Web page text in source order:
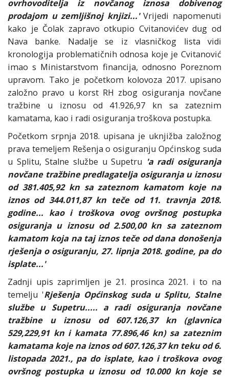
ovrhovoditelja iz novčanog iznosa dobivenog
prodajom u zemljišnoj knjizi...'Vrijedi napomenuti
kako je Čolak zapravo otkupio Cvitanovićev dug od
Nava banke. Nadalje se iz vlasničkog lista vidi
kronologija problematičnih odnosa koje je Cvitanović
imao s Ministarstvom financija, odnosno Poreznom
upravom. Tako je početkom kolovoza 2017. upisano
založno pravo u korst RH zbog osiguranja novčane
tražbine u iznosu od 41.926,97 kn sa zateznim
kamatama, kao i radi osiguranja troškova postupka.
Početkom srpnja 2018. upisana je uknjižba založnog
prava temeljem Rešenja o osiguranju Općinskog suda
u Splitu, Stalne službe u Supetru 'a radi osiguranja
novčane tražbine predlagatelja osiguranja u iznosu
od 381.405,92 kn sa zateznom kamatom koje na
iznos od 344.011,87 kn teče od 11. travnja 2018.
godine... kao i troškova ovog ovršnog postupka
osiguranja u iznosu od 2.500,00 kn sa zateznom
kamatom koja na taj iznos teče od dana donošenja
rješenja o osiguranju, 27. lipnja 2018. godine, pa do
isplate...'
Zadnji upis zaprimljen je 21. prosinca 2021. i to na
temelju 'Rješenja Općinskog suda u Splitu, Stalne
službe u Supetru..... a radi osiguranja novčane
tražbine u iznosu od 607.126,37 kn (glavnica
529,229,91 kn i kamata 77.896,46 kn) sa zateznim
kamatama koje na iznos od 607.126,37 kn teku od 6.
listopada 2021., pa do isplate, kao i troškova ovog
ovršnog postupka u iznosu od 10.000 kn koje se